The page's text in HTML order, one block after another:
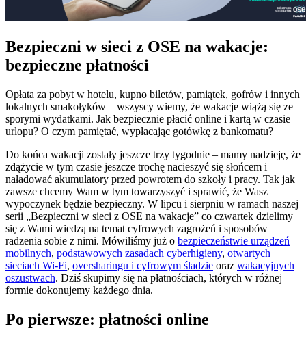
Bezpieczni w sieci z OSE na wakacje:
bezpieczne płatności
Opłata za pobyt w hotelu, kupno biletów, pamiątek, gofrów i innych
lokalnych smakołyków – wszyscy wiemy, że wakacje wiążą się ze
sporymi wydatkami. Jak bezpiecznie płacić online i kartą w czasie
urlopu? O czym pamiętać, wypłacając gotówkę z bankomatu?
Do końca wakacji zostały jeszcze trzy tygodnie – mamy nadzieję, że
zdążycie w tym czasie jeszcze trochę nacieszyć się słońcem i
naładować akumulatory przed powrotem do szkoły i pracy. Tak jak
zawsze chcemy Wam w tym towarzyszyć i sprawić, że Wasz
wypoczynek będzie bezpieczny. W lipcu i sierpniu w ramach naszej
serii „Bezpieczni w sieci z OSE na wakacje” co czwartek dzielimy
się z Wami wiedzą na temat cyfrowych zagrożeń i sposobów
radzenia sobie z nimi. Mówiliśmy już o bezpieczeństwie urządzeń
mobilnych, podstawowych zasadach cyberhigieny, otwartych
sieciach Wi-Fi, oversharingu i cyfrowym śladzie oraz wakacyjnych
oszustwach. Dziś skupimy się na płatnościach, których w różnej
formie dokonujemy każdego dnia.
Po pierwsze: płatności online